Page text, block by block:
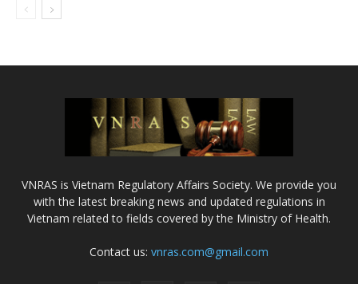
VNRAS is Vietnam Regulatory Affairs Society. We provide you
with the latest breaking news and updated regulations in
Vietnam related to fields covered by the Ministry of Health.
Contact us: vnras.com@gmail.com